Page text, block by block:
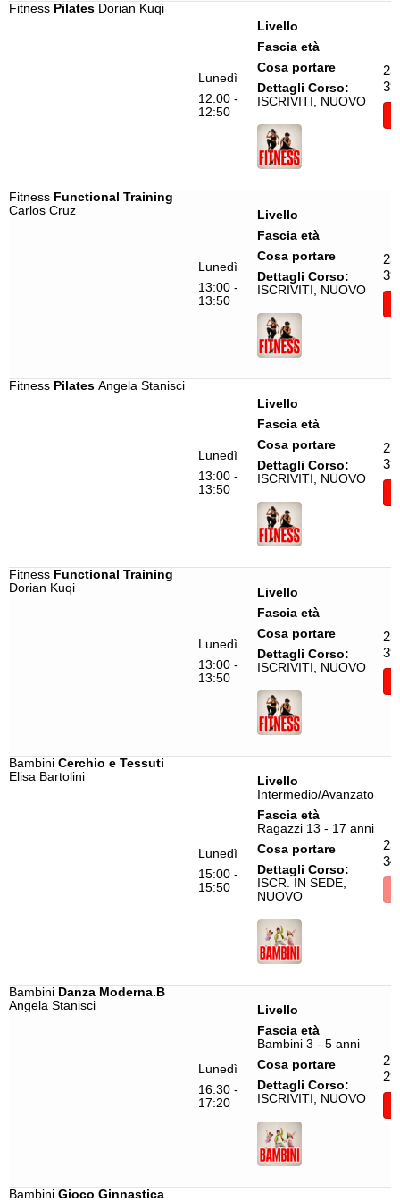
Commercial
Commercial Dance
Contemporaneo Contaminato
DanceFit '80-'90
Dancehall
Danza Classica
Danza Classica.B
Danza del Ventre
Danza Egiziana
Danza Moderna
Danza Moderna.B
Danze Latino Americane
Footwork Bachata
Functional Training
Gestualità Femminile
Gioco Danza
Gioco Ginnastica
Hip Hop
In Forma Ballando
Jazz Funck
Jazz Funck Brasil
Lindy Hop
Masala Bhangra
Modern Contemporary
Pasitos
Pilates
Pole Dance Gym
Portamento e Gestualità Style
Portamento Heels
Salsa Cubana
Salsa Cubana e Rueda
Salsa y Bachata.B
Sbarra a Terra
Street Jazz
Claudia Borri
Claudia Ristani
Claudio Rossi
Crissa
David Bellay
Dorian Kuqi
Elisa Bartolini
Elisa Mazzarolo
Erika Geddo
Fabio Luisetto
Fergie
Giada Todisco
Giulia D'Arienzo
Giulia Rubagotti
Giulia Setti
Giulio Gariano
Greta Bonacina
Ilaria Malin
Jorge Avila
Katia Antonucci
Lara Castiglione
Leonardo Tazzi
Margherita Bordoni
Margherita Vassallo
Marija Emilova
Martina Campobello
Massimiliano
Michele Grande
Nicholas Cugge
Penelope Brignole
Roberto Mele
Ronald Almeida
Roy Ilagou
Samuel Puggioni
Silvia Silvestri
Simone Carizzoni
Fitness Pilates Dorian Kuqi
Lunedì
12:00 -
12:50
Livello
Fascia età
Cosa portare
Dettagli Corso:
ISCRIVITI, NUOVO
Fitness Functional Training
Carlos Cruz
Lunedì
13:00 -
13:50
Livello
Fascia età
Cosa portare
Dettagli Corso:
ISCRIVITI, NUOVO
Fitness Pilates Angela Stanisci
Lunedì
13:00 -
13:50
Livello
Fascia età
Cosa portare
Dettagli Corso:
ISCRIVITI, NUOVO
Fitness Functional Training
Dorian Kuqi
Lunedì
13:00 -
13:50
Livello
Fascia età
Cosa portare
Dettagli Corso:
ISCRIVITI, NUOVO
Bambini Cerchio e Tessuti
Elisa Bartolini
Lunedì
15:00 -
15:50
Livello
Intermedio/Avanzato
Fascia età
Ragazzi 13 - 17 anni
Cosa portare
Dettagli Corso:
ISCR. IN SEDE,
NUOVO
Bambini Danza Moderna.B
Angela Stanisci
Lunedì
16:30 -
17:20
Livello
Fascia età
Bambini 3 - 5 anni
Cosa portare
Dettagli Corso:
ISCRIVITI, NUOVO
Bambini Gioco Ginnastica